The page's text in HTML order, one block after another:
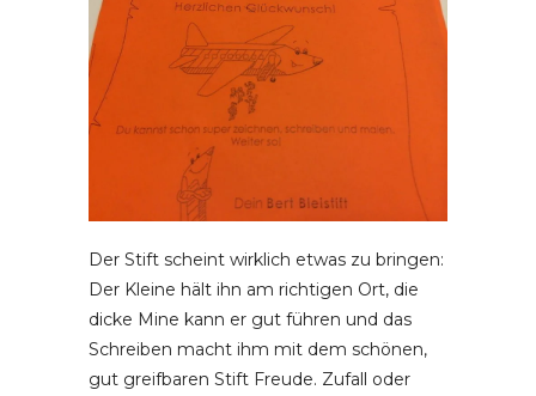
Der Stift scheint wirklich etwas zu bringen:
Der Kleine hält ihn am richtigen Ort, die
dicke Mine kann er gut führen und das
Schreiben macht ihm mit dem schönen,
gut greifbaren Stift Freude. Zufall oder